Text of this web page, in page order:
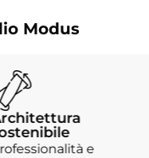
Modus
Progettazione
architettonica
Uno studio pieno di